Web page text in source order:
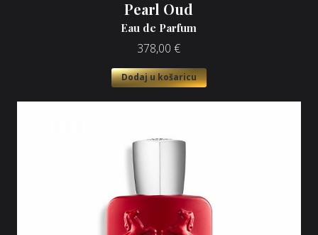
Pearl Oud
Eau de Parfum
378,00 €
Dodaj u košaricu